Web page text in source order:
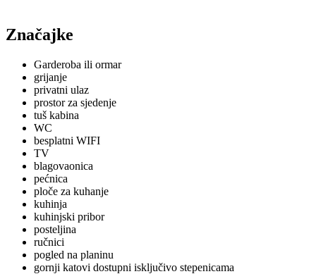
Značajke
Garderoba ili ormar
grijanje
privatni ulaz
prostor za sjedenje
tuš kabina
WC
besplatni WIFI
TV
blagovaonica
pećnica
ploče za kuhanje
kuhinja
kuhinjski pribor
posteljina
ručnici
pogled na planinu
gornji katovi dostupni isključivo stepenicama